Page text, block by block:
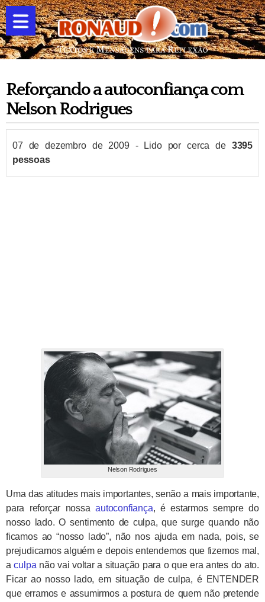
Reforçando a autoconfiança com
Nelson Rodrigues
07 de dezembro de 2009- Lido por cerca de 3395
pessoas
Nelson Rodrigues
Uma das atitudes mais importantes, senão a mais importante,
para reforçar nossaautoconfiança, é estarmos sempre do
nosso lado. O sentimento de culpa, que surge quando não
ficamos ao “nosso lado”, não nos ajuda em nada, pois, se
prejudicamos alguém e depois entendemos que fizemos mal,
aculpa não vai voltar a situação para o que era antes do ato.
Ficar ao nosso lado, em situação de culpa, é ENTENDER
que erramos e assumirmos a postura de quem não pretende